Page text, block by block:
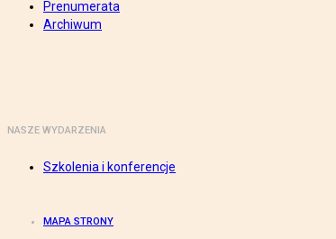
Prenumerata
Archiwum
NASZE WYDARZENIA
Szkolenia i konferencje
MAPA STRONY